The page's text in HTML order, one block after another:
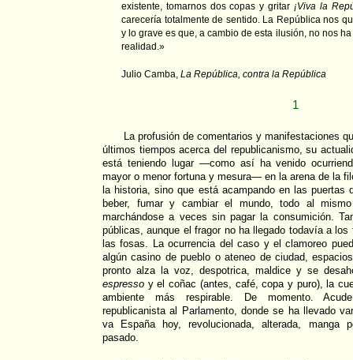
existente, tomarnos dos copas y gritar ¡Viva la
carecería totalmente de sentido. La República nos
y lo grave es que, a cambio de esta ilusión, no nos
realidad.»
Julio Camba, La República, contra la República
1
La profusión de comentarios y manifestaciones
últimos tiempos acerca del republicanismo, su
está teniendo lugar —como así ha venido
mayor o menor fortuna y mesura— en la arena de la
la historia, sino que está acampando en las puertas
beber, fumar y cambiar el mundo, todo al
marchándose a veces sin pagar la consumición.
públicas, aunque el fragor no ha llegado todavía a
las fosas. La ocurrencia del caso y el clamoreo
algún casino de pueblo o ateneo de ciudad,
pronto alza la voz, despotrica, maldice y se
espresso y el coñac (antes, café, copa y puro), la
ambiente más respirable. De momento.
republicanista al Parlamento, donde se ha llevado
va España hoy, revolucionada, alterada, manga
pasado.